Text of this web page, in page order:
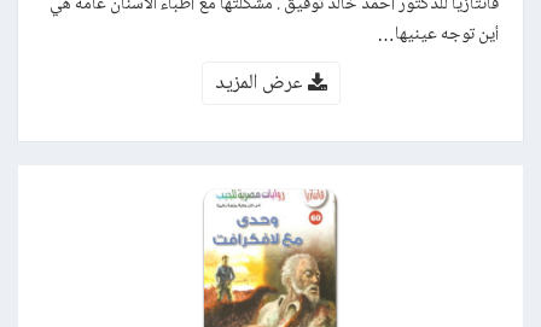
أين توجه عينيها…
عرض المزيد